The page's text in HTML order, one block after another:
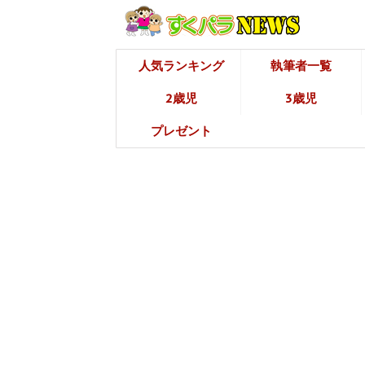
人気ランキング 執筆者一覧
2歳児 3歳児
プレゼント